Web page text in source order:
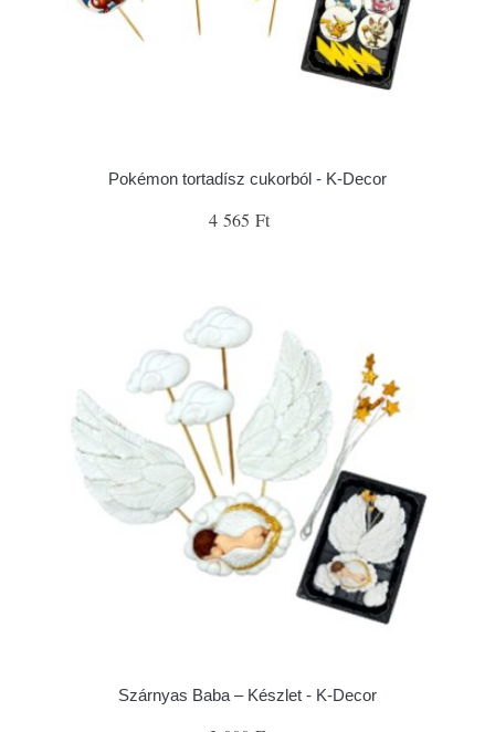
Pokémon tortadísz cukorból - K-Decor
4 565 Ft
Szárnyas Baba – Készlet - K-Decor